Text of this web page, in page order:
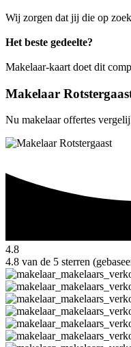
Wij zorgen dat jij die op
Het beste gedeelte?
Makelaar-kaart doet dit
Makelaar
Nu makelaar offertes
4.8
4.8 van de 5 sterren